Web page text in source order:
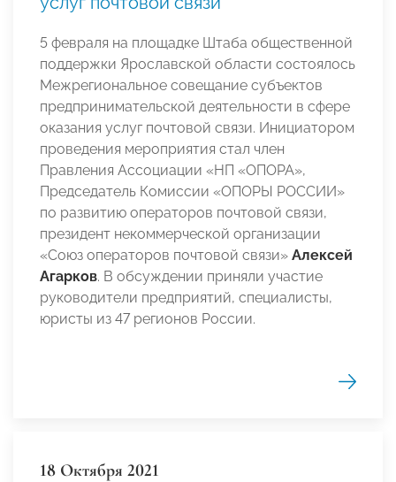
5 февраля на площадке Штаба общественной
поддержки Ярославской области состоялось
Межрегиональное совещание субъектов
предпринимательской деятельности в сфере
оказания услуг почтовой связи. Инициатором
проведения мероприятия стал член
Правления Ассоциации «НП «ОПОРА»,
Председатель Комиссии «ОПОРЫ РОССИИ»
по развитию операторов почтовой связи,
президент некоммерческой организации
«Союз операторов почтовой связи» Алексей
Агарков. В обсуждении приняли участие
руководители предприятий, специалисты,
юристы из 47 регионов России.
18 Октября 2021